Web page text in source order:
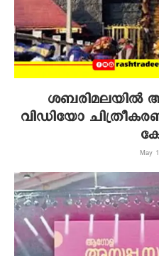
ശബരിമലയില്‍
വിഡിയോ
May